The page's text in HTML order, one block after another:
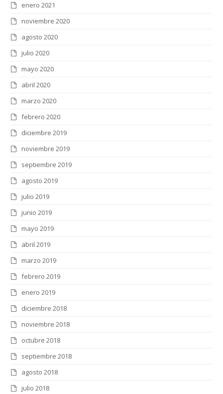
enero 2021
noviembre 2020
agosto 2020
julio 2020
mayo 2020
abril 2020
marzo 2020
febrero 2020
diciembre 2019
noviembre 2019
septiembre 2019
agosto 2019
julio 2019
junio 2019
mayo 2019
abril 2019
marzo 2019
febrero 2019
enero 2019
diciembre 2018
noviembre 2018
octubre 2018
septiembre 2018
agosto 2018
julio 2018